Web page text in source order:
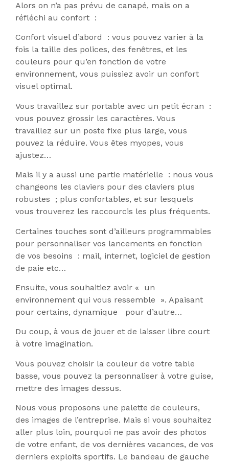
Alors on n’a pas prévu de canapé, mais on a
réfléchi au confort :
Confort visuel d’abord : vous pouvez varier à la
fois la taille des polices, des fenêtres, et les
couleurs pour qu’en fonction de votre
environnement, vous puissiez avoir un confort
visuel optimal.
Vous travaillez sur portable avec un petit écran :
vous pouvez grossir les caractères. Vous
travaillez sur un poste fixe plus large, vous
pouvez la réduire. Vous êtes myopes, vous
ajustez…
Mais il y a aussi une partie matérielle : nous vous
changeons les claviers pour des claviers plus
robustes ; plus confortables, et sur lesquels
vous trouverez les raccourcis les plus fréquents.
Certaines touches sont d’ailleurs programmables
pour personnaliser vos lancements en fonction
de vos besoins : mail, internet, logiciel de gestion
de paie etc…
Ensuite, vous souhaitiez avoir « un
environnement qui vous ressemble ». Apaisant
pour certains, dynamique pour d’autre…
Du coup, à vous de jouer et de laisser libre court
à votre imagination.
Vous pouvez choisir la couleur de votre table
basse, vous pouvez la personnaliser à votre guise,
mettre des images dessus.
Nous vous proposons une palette de couleurs,
des images de l’entreprise. Mais si vous souhaitez
aller plus loin, pourquoi ne pas avoir des photos
de votre enfant, de vos dernières vacances, de vos
derniers exploits sportifs. Le bandeau de gauche